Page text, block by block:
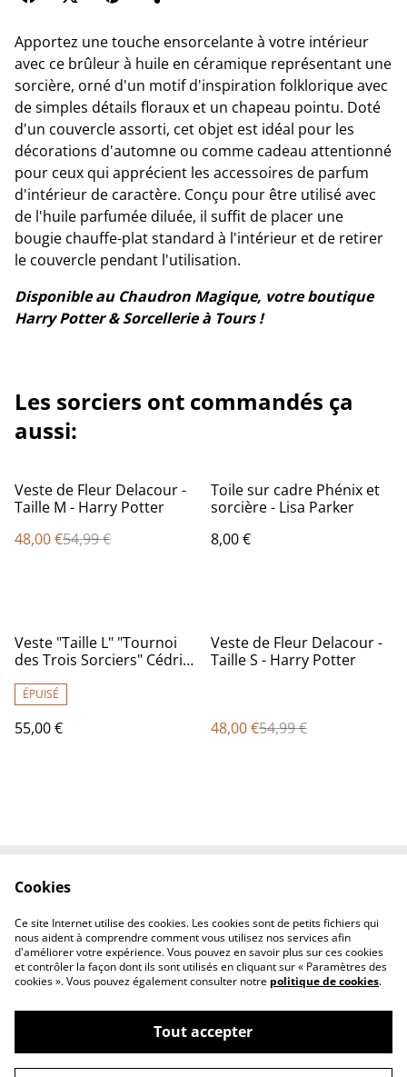
Apportez une touche ensorcelante à votre intérieur
avec ce brûleur à huile en céramique représentant une
sorcière, orné d'un motif d'inspiration folklorique avec
de simples détails floraux et un chapeau pointu. Doté
d'un couvercle assorti, cet objet est idéal pour les
décorations d'automne ou comme cadeau attentionné
pour ceux qui apprécient les accessoires de parfum
d'intérieur de caractère. Conçu pour être utilisé avec
de l'huile parfumée diluée, il suffit de placer une
bougie chauffe-plat standard à l'intérieur et de retirer
le couvercle pendant l'utilisation.
Disponible au Chaudron Magique, votre boutique
Harry Potter & Sorcellerie à Tours !
Les sorciers ont commandés ça
aussi:
%
Veste de Fleur Delacour -
Taille M - Harry Potter
48,00 €54,99 €
Toile sur cadre Phénix et
sorcière - Lisa Parker
8,00 €
Veste "Taille L" "Tournoi
des Trois Sorciers" Cédric
ÉPUISÉ
55,00 €
%
Veste de Fleur Delacour -
Taille S - Harry Potter
48,00 €54,99 €
Privacy Policy
Cookie Policy
Conditions générales
©2026Le chaudron magique
Cookies
Ce site Internet utilise des cookies. Les cookies sont de petits fichiers qui
nous aident à comprendre comment vous utilisez nos services afin
d'améliorer votre expérience. Vous pouvez en savoir plus sur ces cookies
et contrôler la façon dont ils sont utilisés en cliquant sur « Paramètres des
cookies ». Vous pouvez également consulter notre politique de cookies.
Tout accepter